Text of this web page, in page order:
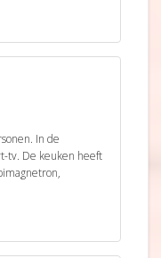
In de
tv. De keuken heeft